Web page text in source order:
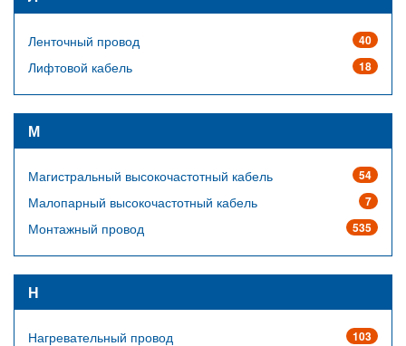
40
Ленточный провод
18
Лифтовой кабель
М
54
Магистральный высокочастотный кабель
7
Малопарный высокочастотный кабель
535
Монтажный провод
Н
103
Нагревательный провод